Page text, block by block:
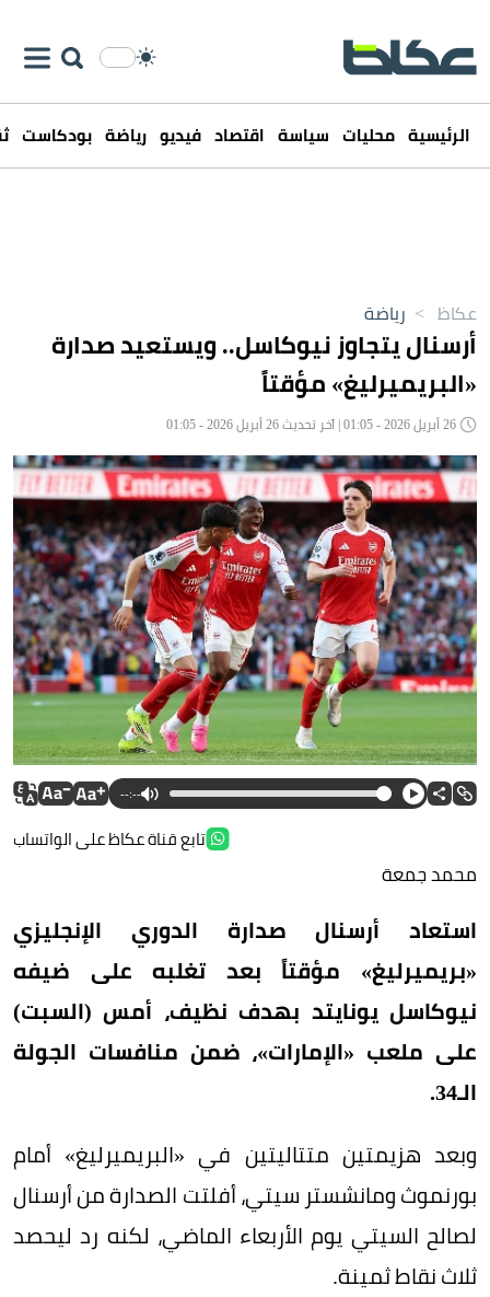
الرئيسية محليات سياسة اقتصاد فيديو رياضة بودكاست
عكاظ > رياضة
أرسنال يتجاوز نيوكاسل.. ويستعيد صدارة
«البريميرليغ» مؤقتاً
--:--
تابع قناة عكاظ على الواتساب
محمد جمعة
استعاد أرسنال صدارة الدوري الإنجليزي
«بريميرليغ» مؤقتاً بعد تغلبه على ضيفه
نيوكاسل يونايتد بهدف نظيف، أمس (السبت)
على ملعب «الإمارات»، ضمن منافسات الجولة
الـ34.
وبعد هزيمتين متتاليتين في «البريميرليغ» أمام
بورنموث ومانشستر سيتي، أفلتت الصدارة من أرسنال
لصالح السيتي يوم الأربعاء الماضي، لكنه رد ليحصد
ثلاث نقاط ثمينة.